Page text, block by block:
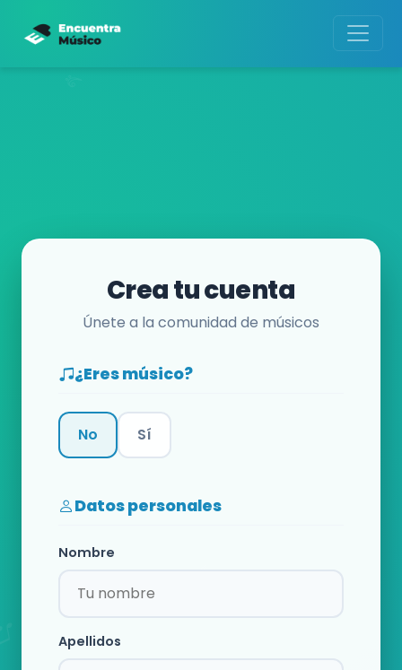
Crea tu cuenta
Únete a la comunidad de músicos
¿Eres músico?
No Sí
Datos personales
Nombre
Apellidos